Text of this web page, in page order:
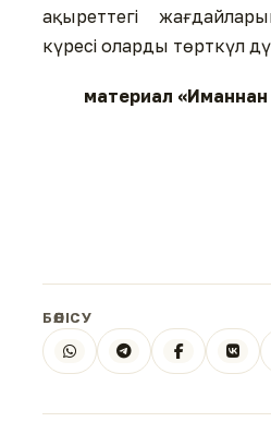
ақыреттегі
күресі оларды төрткүл
материал «Иманнан
БӨЛІСУ